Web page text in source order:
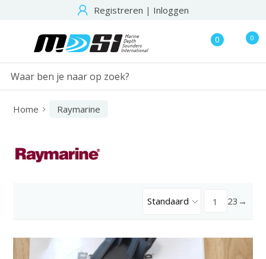
Registreren | Inloggen
0 0
Home Raymarine
Standaard 1 23 →